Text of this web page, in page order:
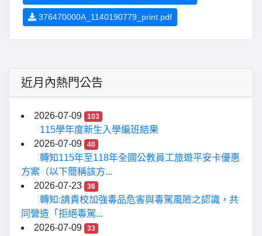
376470000A_1140190779_print.pdf
近月內熱門公告
2026-07-09 103
115學年度新生入學編班結果
2026-07-09
40
轉知115年至118年全國公教員工旅遊平安卡優惠
方案（以下簡稱該方...
2026-07-23
36
轉知:請貴校加強毒品危害與毒駕風險之認識，共
同營造「拒絕毒駕...
2026-07-09
33